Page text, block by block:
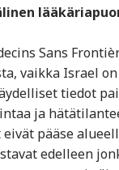
Sans
vaikka Israel
tiedot
ja
pääse
edelleen